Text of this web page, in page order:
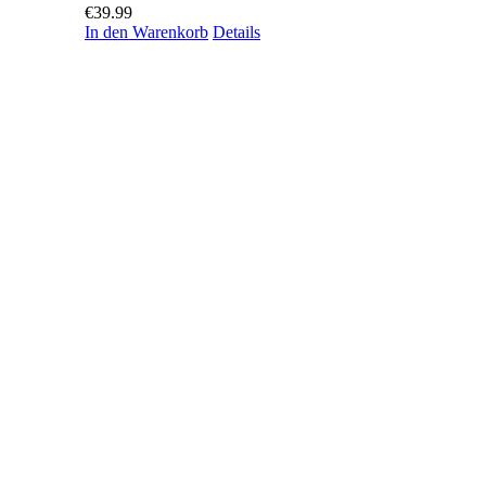
€39.99
In den Warenkorb Details